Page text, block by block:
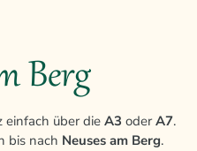
Berg
einfach über dieA3 oderA7.
bis nach Neuses am Berg.